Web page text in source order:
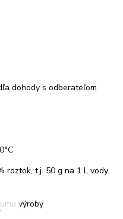
dohody s odberateľom
roztok, t.j. 50 g na 1 L vody.
výroby